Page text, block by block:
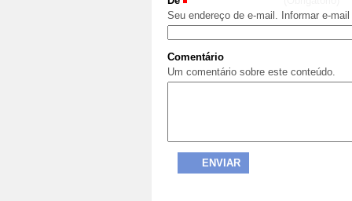
Seu endereço de e-mail. Informar e-
Comentário
Um comentário sobre este conteúdo.